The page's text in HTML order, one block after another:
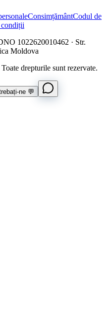
ConsimțământCodul de
1022620010462 · Str.
Moldova
drepturile sunt rezervate.
ne 💬